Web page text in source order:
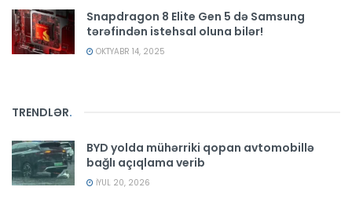
Snapdragon 8 Elite Gen 5 də Samsung
tərəfindən istehsal oluna bilər!
OKTYABR 14, 2025
TRENDLƏR.
BYD yolda mühərriki qopan avtomobillə
bağlı açıqlama verib
İYUL 20, 2026